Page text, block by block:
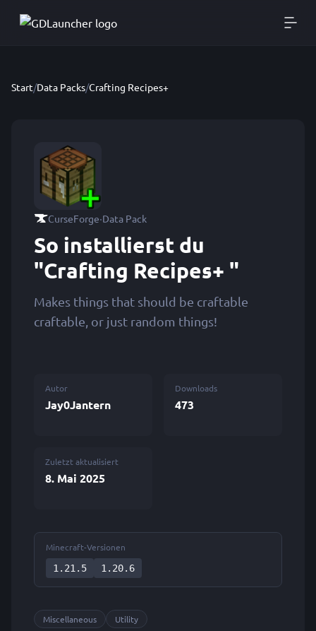
Start/Data Packs/Crafting Recipes+
CurseForge·Data Pack
So installierst du
"Crafting Recipes+ "
Makes things that should be craftable
craftable, or just random things!
Autor
Jay0Jantern
Downloads
473
Zuletzt aktualisiert
8. Mai 2025
Minecraft-Versionen
1.21.5
1.20.6
Miscellaneous Utility